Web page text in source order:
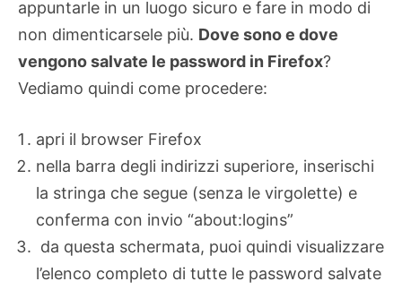
appuntarle in un luogo sicuro e fare in modo di
non dimenticarsele più. Dove sono e dove
vengono salvate le password in Firefox?
Vediamo quindi come procedere:
apri il browser Firefox
nella barra degli indirizzi superiore, inserischi
la stringa che segue (senza le virgolette) e
conferma con invio “about:logins”
da questa schermata, puoi quindi visualizzare
l’elenco completo di tutte le password salvate